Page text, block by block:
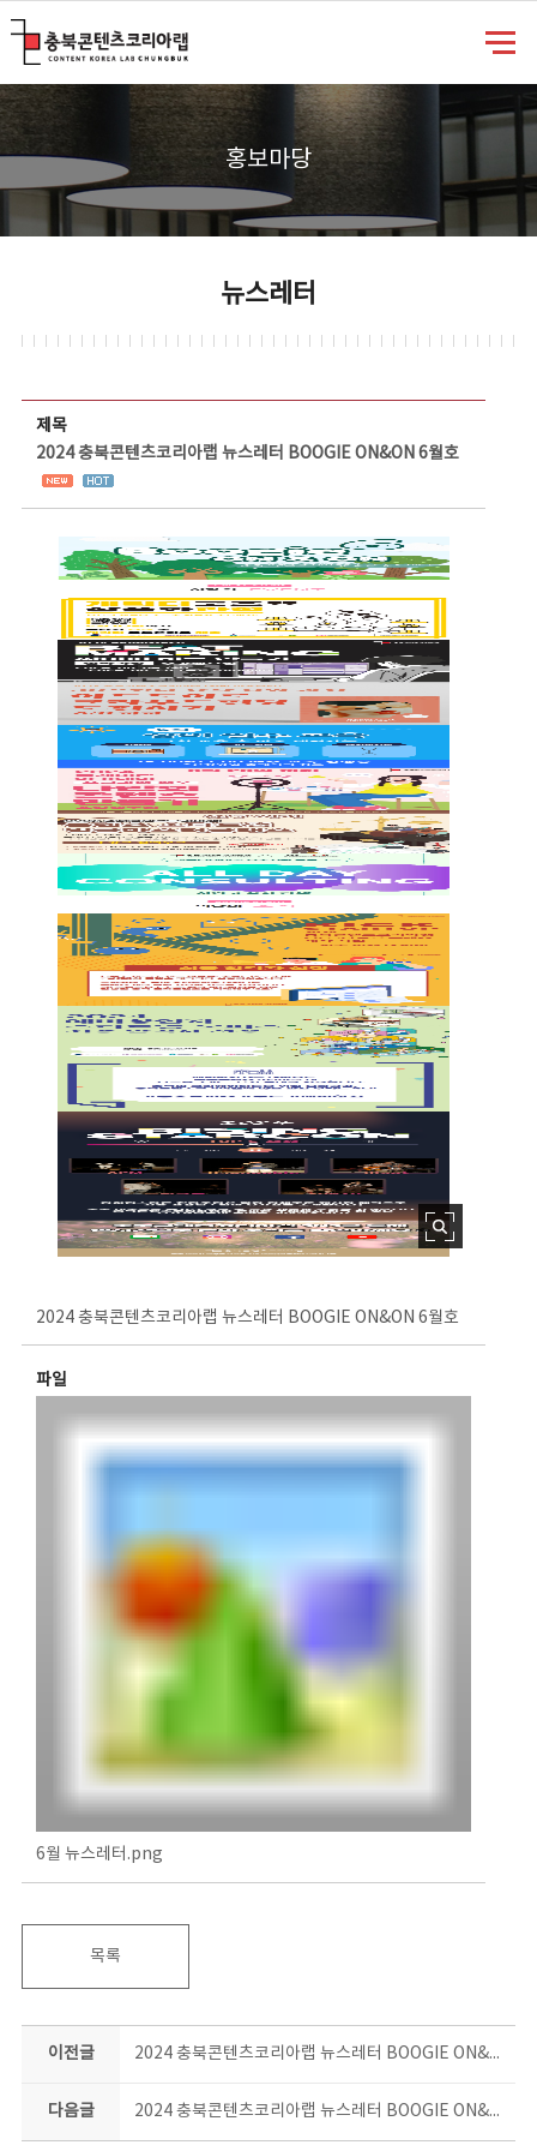
홍보마당
뉴스레터
제목
2024 충북콘텐츠코리아랩 뉴스레터 BOOGIE ON&ON 6월호
2024 충북콘텐츠코리아랩 뉴스레터 BOOGIE ON&ON 6월호
파일
6월 뉴스레터.png
목록
이전글 2024 충북콘텐츠코리아랩 뉴스레터 BOOGIE ON&ON 5월호
다음글 2024 충북콘텐츠코리아랩 뉴스레터 BOOGIE ON&ON 7월호